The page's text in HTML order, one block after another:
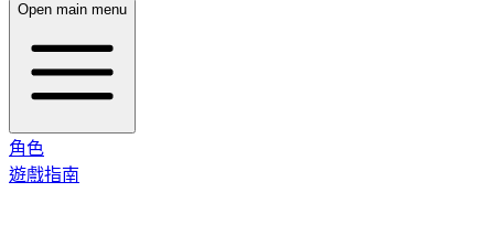
Open main menu
角色
遊戲指南